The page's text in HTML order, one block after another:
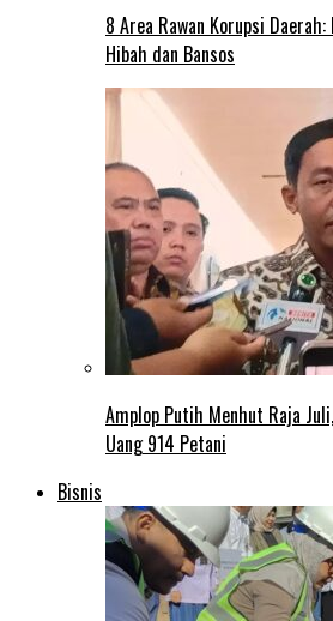
8 Area Rawan Korupsi
Hibah dan Bansos
Amplop Putih Menhut Raja
Uang 914 Petani
Bisnis